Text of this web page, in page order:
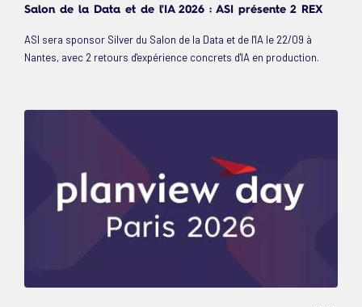
Salon de la Data et de l'IA 2026 : ASI présente 2 REX
ASI sera sponsor Silver du Salon de la Data et de l'IA le 22/09 à
Nantes, avec 2 retours d'expérience concrets d'IA en production.